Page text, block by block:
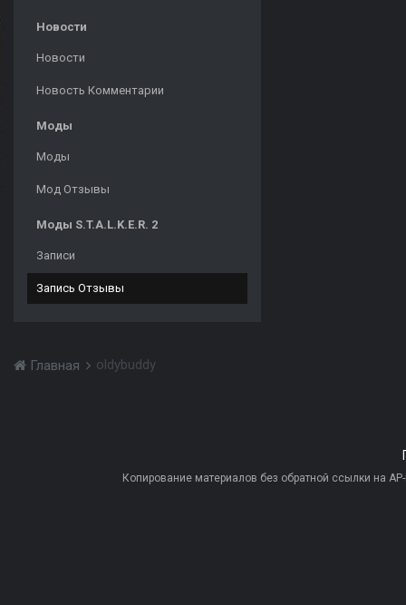
Новости
Новости
Новость Комментарии
Моды
Моды
Мод Отзывы
Моды S.T.A.L.K.E.R. 2
Записи
Запись Отзывы
Главная oldybuddy
Копирование материалов без обратной ссылки на